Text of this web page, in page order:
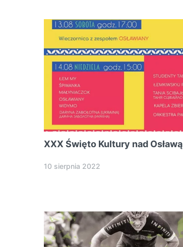
XXX Święto Kultury nad Osławą
10 sierpnia 2022